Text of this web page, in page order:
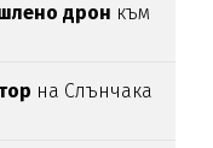
дрон към
на Слънчака